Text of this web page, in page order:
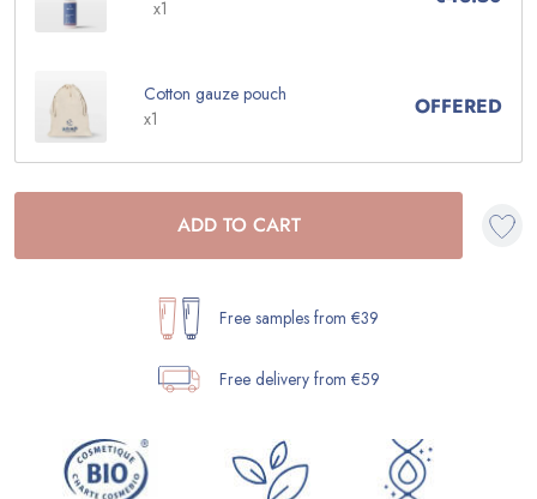
x1
Cotton gauze pouch
x1
OFFERED
ADD TO CART
Free samples from €39
Free delivery from €59